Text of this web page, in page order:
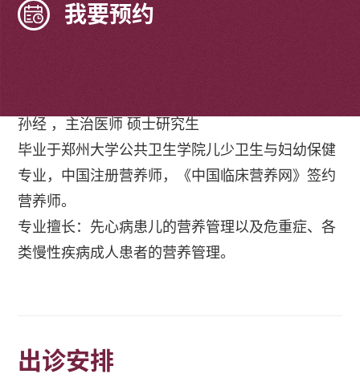
我要预约
孙经 ，主治医师 硕士研究生
毕业于郑州大学公共卫生学院儿少卫生与妇幼保健
专业，中国注册营养师，《中国临床营养网》签约
营养师。
专业擅长：先心病患儿的营养管理以及危重症、各
类慢性疾病成人患者的营养管理。
出诊安排